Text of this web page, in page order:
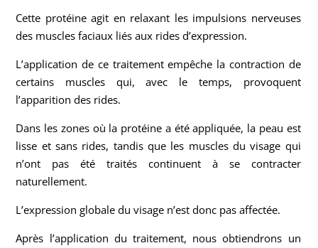
Cette protéine agit en relaxant les impulsions nerveuses
des muscles faciaux liés aux rides d’expression.
L’application de ce traitement empêche la contraction de
certains muscles qui, avec le temps, provoquent
l’apparition des rides.
Dans les zones où la protéine a été appliquée, la peau est
lisse et sans rides, tandis que les muscles du visage qui
n’ont pas été traités continuent à se contracter
naturellement.
L’expression globale du visage n’est donc pas affectée.
Après l’application du traitement, nous obtiendrons un